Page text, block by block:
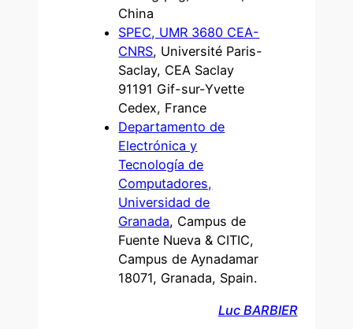
China
SPEC, UMR 3680 CEA-
CNRS, Université Paris-
Saclay, CEA Saclay
91191 Gif-sur-Yvette
Cedex, France
Departamento de
Electrónica y
Tecnología de
Computadores,
Universidad de
Granada, Campus de
Fuente Nueva & CITIC,
Campus de Aynadamar
18071, Granada, Spain.
Luc BARBIER